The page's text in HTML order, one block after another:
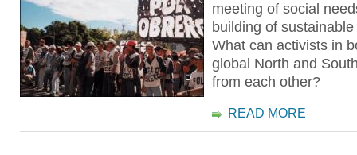
meeting of social
building of
What can activists in
global North and
from each other?
READ MORE